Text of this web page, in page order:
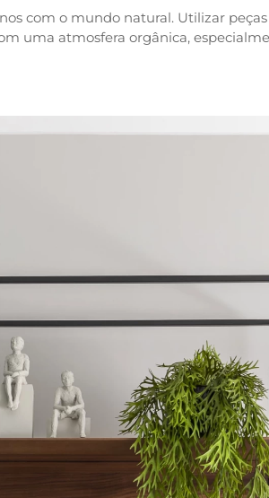
com o mundo natural. Utilizar
uma atmosfera orgânica,